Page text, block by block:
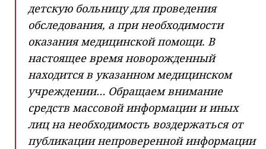
детскую больницу для проведения
обследования, а при необходимости
оказания медицинской помощи. В
настоящее время новорожденный
находится в указанном медицинском
учреждении… Обращаем внимание
средств массовой информации и иных
лиц на необходимость воздержаться от
публикации непроверенной информации